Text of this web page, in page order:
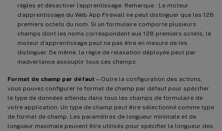
règles et désactiver l’apprentissage. Remarque : Le moteur
d’apprentissage du Web App Firewall ne peut distinguer que les 128
premiers octets du nom. Si un formulaire comporte plusieurs
champs dont les noms correspondent aux 128 premiers octets, le
moteur d’apprentissage peut ne pas être en mesure de les
distinguer. De même, la règle de relaxation déployée peut par
inadvertance assouplir tous ces champs.
Format de champ par défaut —Outre la configuration des actions,
vous pouvez configurer le format de champ par défaut pour spécifier
le type de données attendu dans tous les champs de formulaire de
votre application. Un type de champ peut être sélectionné comme type
de format de champ. Les paramètres de longueur minimale et de
longueur maximale peuvent être utilisés pour spécifier la longueur des